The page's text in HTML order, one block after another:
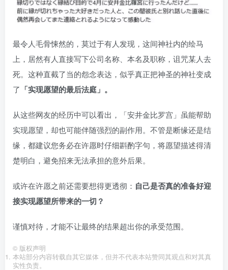
最令人毛骨悚然的，莫过于有人发现，这间神社内的绘马
上，居然有人直接写下公司名称、本名及职称，诅咒某人去
死。这种直截了当的怨念表达，似乎真正把神圣的神社变成
了 「实现愿望的最后法庭」。
从这些网友的经历中可以看出，「安井金比罗宫」虽能帮助
实现愿望，却也可能伴随强烈的副作用。不管是断缘还是结
缘，都建议您务必在许愿时仔细斟酌字句，将愿望描述得清
楚明白，避免招来无法承担的意外后果。
或许在许愿之前还需要想得更透彻： 自己是否真的准备好迎
接实现愿望所带来的一切？
谨慎对待，才能不让最终的结果超出你的承受范围。
© 版权声明
本站部分内容转载自其它媒体，但并不代表本站赞同其观点和对其真
实性负责。